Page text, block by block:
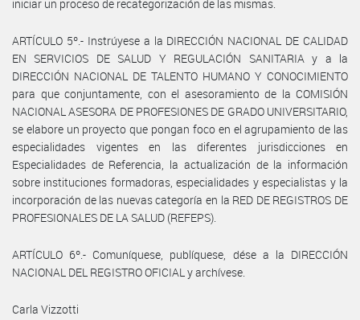
iniciar un proceso de recategorización de las mismas.
ARTÍCULO 5º.- Instrúyese a la DIRECCIÓN NACIONAL DE CALIDAD
EN SERVICIOS DE SALUD Y REGULACIÓN SANITARIA y a la
DIRECCIÓN NACIONAL DE TALENTO HUMANO Y CONOCIMIENTO
para que conjuntamente, con el asesoramiento de la COMISIÓN
NACIONAL ASESORA DE PROFESIONES DE GRADO UNIVERSITARIO,
se elabore un proyecto que pongan foco en el agrupamiento de las
especialidades vigentes en las diferentes jurisdicciones en
Especialidades de Referencia, la actualización de la información
sobre instituciones formadoras, especialidades y especialistas y la
incorporación de las nuevas categoría en la RED DE REGISTROS DE
PROFESIONALES DE LA SALUD (REFEPS).
ARTÍCULO 6º.- Comuníquese, publíquese, dése a la DIRECCIÓN
NACIONAL DEL REGISTRO OFICIAL y archívese.
Carla Vizzotti